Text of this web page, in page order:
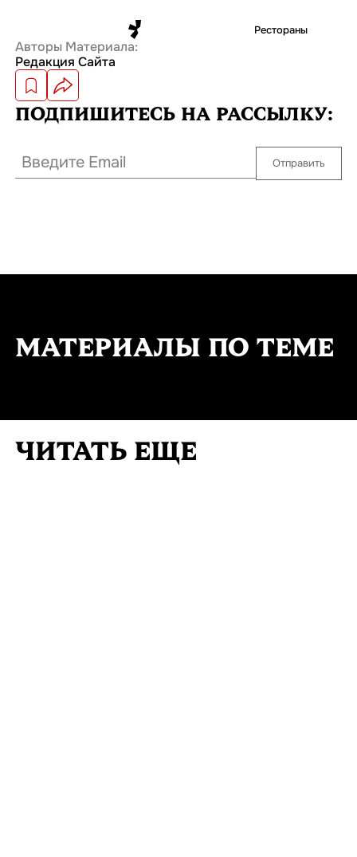
Рестораны
Авторы Материала:
Редакция Сайта
ПОДПИШИТЕСЬ НА РАССЫЛКУ:
Отправить
МАТЕРИАЛЫ ПО ТЕМЕ
ЧИТАТЬ ЕЩЕ